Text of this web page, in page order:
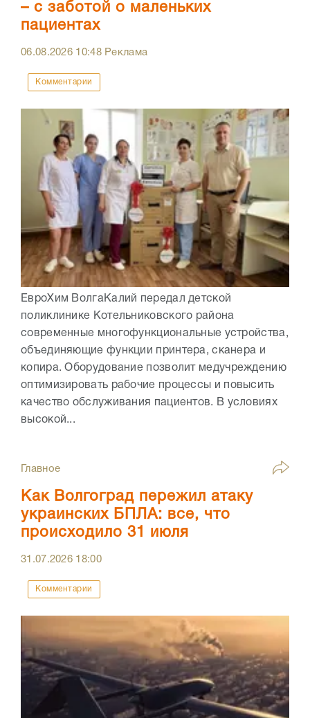
– с заботой о маленьких
пациентах
06.08.2026 10:48Реклама
Комментарии
ЕвроХим ВолгаКалий передал детской
поликлинике Котельниковского района
современные многофункциональные устройства,
объединяющие функции принтера, сканера и
копира. Оборудование позволит медучреждению
оптимизировать рабочие процессы и повысить
качество обслуживания пациентов. В условиях
высокой...
Главное
Как Волгоград пережил атаку
украинских БПЛА: все, что
происходило 31 июля
31.07.2026 18:00
Комментарии